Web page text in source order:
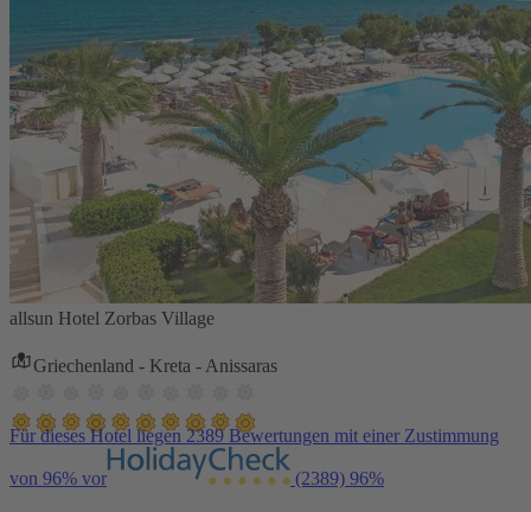
allsun Hotel Zorbas Village
Griechenland - Kreta - Anissaras
Für dieses Hotel liegen 2389 Bewertungen mit einer Zustimmung
von 96% vor (2389) 96%